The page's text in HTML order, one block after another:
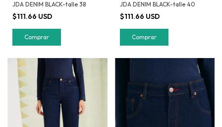
JDA DENIM BLACK-talle 38
$111.66 USD
Comprar
JDA DENIM BLACK-talle 40
$111.66 USD
Comprar